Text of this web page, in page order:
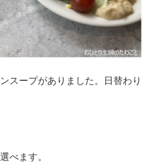
スープがありました。日替わり
べます。